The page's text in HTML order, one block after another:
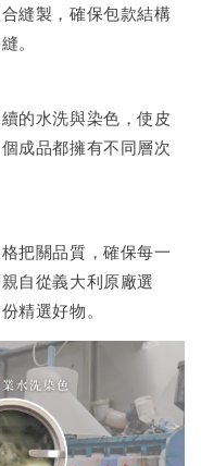
縫製，確保包款結構
。
的水洗與染色，使皮
成品都擁有不同層次
把關品質，確保每一
自從義大利原廠選
精選好物。